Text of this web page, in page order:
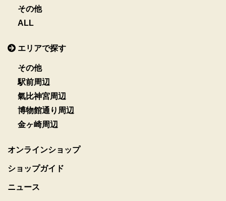
その他
ALL
エリアで探す
その他
駅前周辺
氣比神宮周辺
博物館通り周辺
金ヶ崎周辺
オンラインショップ
ショップガイド
ニュース